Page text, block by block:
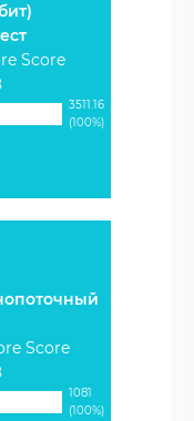
Score
3511.16
(100%)
Score
1081
(100%)